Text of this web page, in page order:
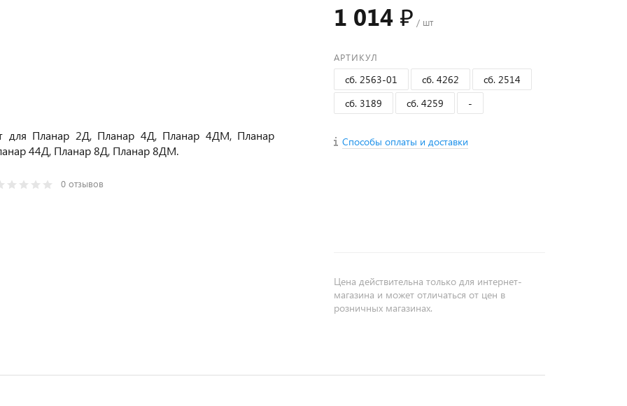
для Планар 2Д, Планар 4Д, Планар 4ДМ, Планар
44Д, Планар 8Д, Планар 8ДМ.
0 отзывов
1 014 ₽ / шт
АРТИКУЛ
сб. 2563-01 сб. 4262
сб. 2514
сб. 3189
сб. 4259 -
Способы оплаты и доставки
Цена действительна только для интернет-
магазина и может отличаться от цен в
розничных магазинах.